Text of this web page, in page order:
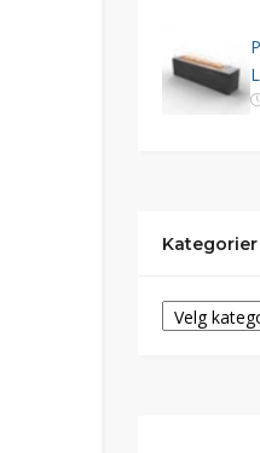
Kategorier